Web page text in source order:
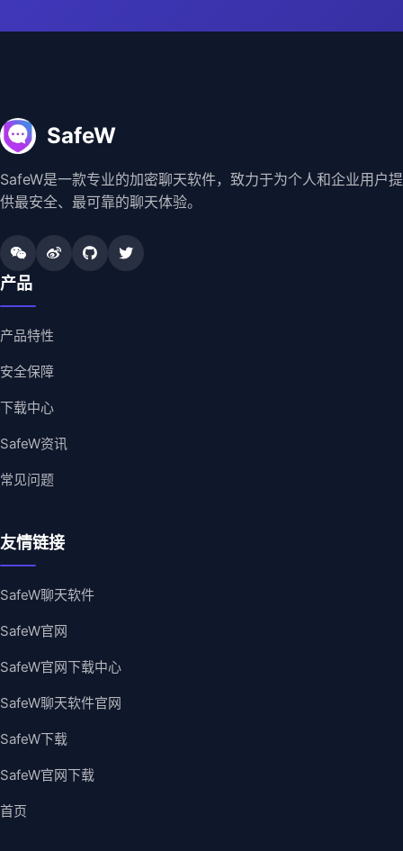
SafeW
SafeW是一款专业的加密聊天软件，致力于为个人和企业用户提
供最安全、最可靠的聊天体验。
产品
产品特性
安全保障
下载中心
SafeW资讯
常见问题
友情链接
SafeW聊天软件
SafeW官网
SafeW官网下载中心
SafeW聊天软件官网
SafeW下载
SafeW官网下载
首页